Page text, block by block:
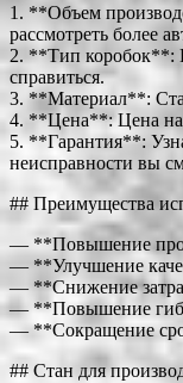
1. **Объем
рассмотреть более
2. **Тип коробок**:
справиться.
3. **Материал**:
4. **Цена**: Цена на
5. **Гарантия**:
неисправности вы
## Преимущества
— **Повышение
— **Улучшение
— **Снижение
— **Повышение
— **Сокращение
## Стан для